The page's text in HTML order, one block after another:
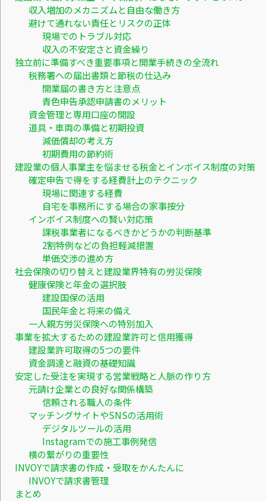
収入増加のメカニズムと自由な働き方
避けて通れない責任とリスクの正体
現場でのトラブル対応
収入の不安定さと資金繰り
独立前に準備すべき重要事項と開業手続きの全流れ
税務署への届出書類と節税の仕込み
開業届の書き方と注意点
青色申告承認申請書のメリット
資金管理と専用口座の開設
道具・車両の準備と初期投資
減価償却の考え方
初期費用の節約術
建設業の個人事業主を悩ませる税金とインボイス制度の対策
確定申告で得をする経費計上のテクニック
現場に関連する経費
自宅を事務所にする場合の家事按分
インボイス制度への賢い対応策
課税事業者になるべきかどうかの判断基準
2割特例などの負担軽減措置
単価交渉の進め方
社会保険の切り替えと建設業界特有の労災保険
健康保険と年金の選択肢
建設国保の活用
国民年金と将来の備え
一人親方労災保険への特別加入
事業を拡大するための建設業許可と信用獲得
建設業許可取得の5つの要件
資金調達と融資の基礎知識
安定した受注を実現する営業戦略と人脈の作り方
元請け企業との良好な関係構築
信頼される職人の条件
マッチングサイトやSNSの活用術
デジタルツールの活用
Instagramでの施工事例発信
横の繋がりの重要性
INVOYで請求書の作成・受取をかんたんに
INVOYで請求書管理
まとめ